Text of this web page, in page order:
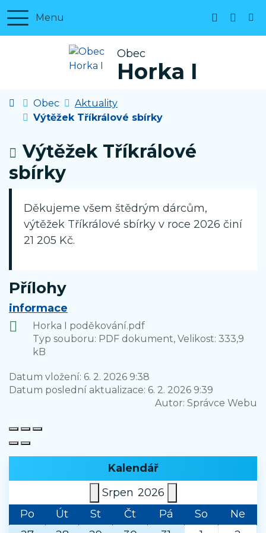
Menu
+420 327
Obec
Horka I
Úvodní stránka
Obec
Aktuality
Výtěžek Tříkrálové sbírky
Výtěžek Tříkrálové
sbírky
Děkujeme všem štědrým dárcům,
výtěžek Tříkrálové sbírky v roce 2026 činí
21 205 Kč.
Přílohy
informace
Horka I poděkování.pdf
Typ souboru: PDF dokument, Velikost: 333,9
kB
Datum vložení: 6. 2. 2026 9:38
Datum poslední aktualizace: 6. 2. 2026 9:39
Autor: Správce Webu
Kalendář
Srpen 2026
Po
Út St Čt Pá So
Ne